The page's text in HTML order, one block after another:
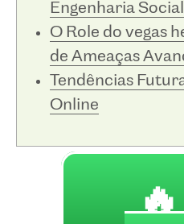
Engenharia Social
O Role do vegas
de Ameaças
Tendências
Online